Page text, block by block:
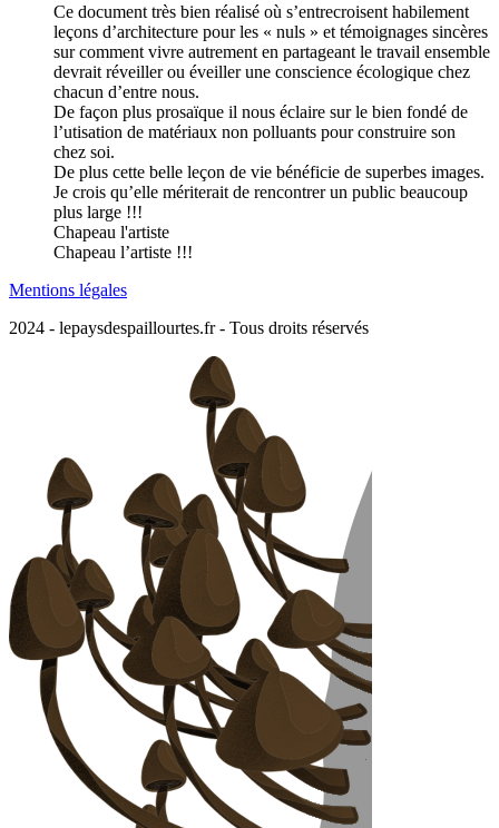
Ce document très bien réalisé où s’entrecroisent habilement
leçons d’architecture pour les « nuls » et témoignages sincères
sur comment vivre autrement en partageant le travail ensemble
devrait réveiller ou éveiller une conscience écologique chez
chacun d’entre nous.
De façon plus prosaïque il nous éclaire sur le bien fondé de
l’utisation de matériaux non polluants pour construire son
chez soi.
De plus cette belle leçon de vie bénéficie de superbes images.
Je crois qu’elle mériterait de rencontrer un public beaucoup
plus large !!!
Chapeau l'artiste
Chapeau l’artiste !!!
Mentions légales
2024 - lepaysdespaillourtes.fr - Tous droits réservés